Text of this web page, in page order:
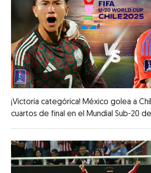
¡Victoria categórica! México golea a
cuartos de final en el Mundial Sub-20 de